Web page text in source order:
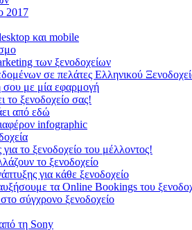
2017
και mobile
των ξενοδοχείων
σε πελάτες Ελληνικού
σου με μία εφαρμογή
το ξενοδοχείο σας!
από εδώ
infographic
το ξενοδοχείο του μέλλοντος!
το ξενοδοχείο
για κάθε ξενοδοχείο
τα Online Bookings του
σύγχρονο ξενοδοχείο
τη Sony